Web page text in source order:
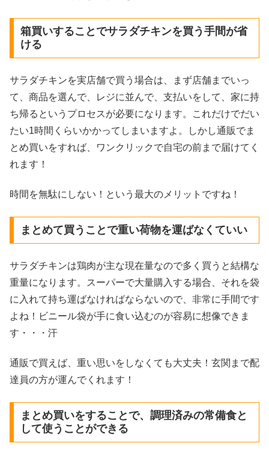
箱買いすることでサラダチキンを買う手間が省
ける
サラダチキンを実店舗で買う場合は、まず店舗までいっ
て、商品を選んで、レジに並んで、支払いをして、家に持
ち帰るというプロセスが必要になります。これだけでだい
たい1時間くらいかかってしまいますよ。しかし通販でま
とめ買いをすれば、ワンクリックで自宅の前まで届けてく
れます！
時間を無駄にしない！という最大のメリットですね！
まとめて買うことで重い荷物を運ばなくていい
サラダチキンは鶏肉が主な現在量なので多く買うと結構な
重量になります。スーパーで大量購入する場合、それを袋
に入れて持ち運ばなければならないので、非常に手間です
よね！ビニール袋が手に食い込むのが容易に想像できま
す・・・汗
通販で買えば、重い思いをしなくても大丈夫！玄関まで配
達員の方が運んでくれます！
まとめ買いをすることで、調理済みの常備食と
して使うことができる